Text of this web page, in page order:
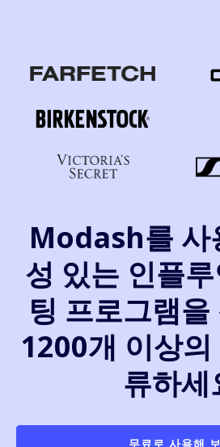
Modash를 사
성 있는 인플
팅 프로그램
1200개 이상
류하세
무료로 사용해 보